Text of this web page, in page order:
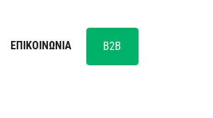
ΕΠΙΚΟΙΝΩΝΊΑ B2B